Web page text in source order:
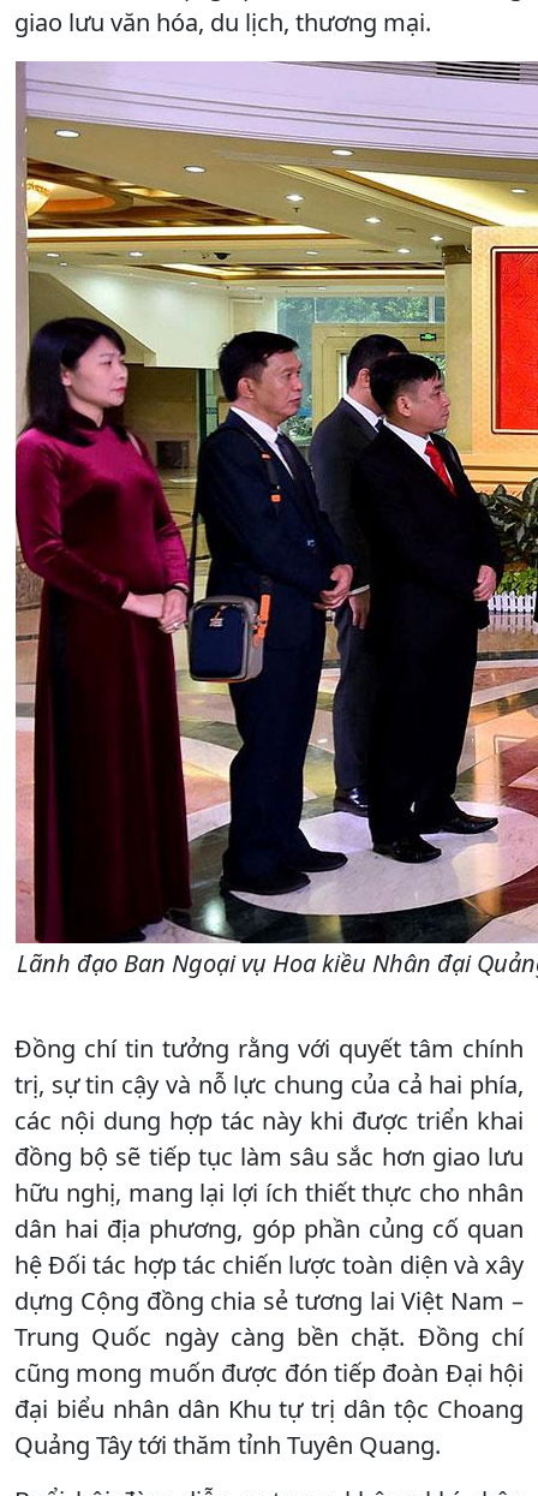
giao lưu văn hóa, du lịch, thương mại.
Lãnh đạo Ban Ngoại vụ Hoa kiều Nhân đại
Đồng chí tin tưởng rằng với quyết tâm chính
trị, sự tin cậy và nỗ lực chung của cả hai phía,
các nội dung hợp tác này khi được triển khai
đồng bộ sẽ tiếp tục làm sâu sắc hơn giao lưu
hữu nghị, mang lại lợi ích thiết thực cho nhân
dân hai địa phương, góp phần củng cố quan
hệ Đối tác hợp tác chiến lược toàn diện và xây
dựng Cộng đồng chia sẻ tương lai Việt Nam –
Trung Quốc ngày càng bền chặt. Đồng chí
cũng mong muốn được đón tiếp đoàn Đại hội
đại biểu nhân dân Khu tự trị dân tộc Choang
Quảng Tây tới thăm tỉnh Tuyên Quang.